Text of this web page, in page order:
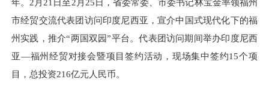
年。2月21日至2月25日，省委常委、市委书记林宝金率领福州
市经贸交流代表团访问印度尼西亚，宣介中国式现代化下的福
州实践，推介“两国双园”平台。代表团访问期间举办印度尼西
亚—福州经贸对接会暨项目签约活动，现场集中签约15个项
目，总投资216亿元人民币。